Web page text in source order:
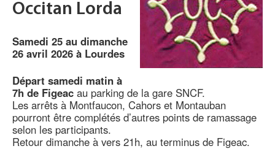
Occitan Lorda
Samedi 25 au dimanche
26 avril 2026 à Lourdes
Départ samedi matin à
7h de Figeac au parking de la gare SNCF.
Les arrêts à Montfaucon, Cahors et Montauban
pourront être complétés d’autres points de ramassage
selon les participants.
Retour dimanche à vers 21h, au terminus de Figeac.